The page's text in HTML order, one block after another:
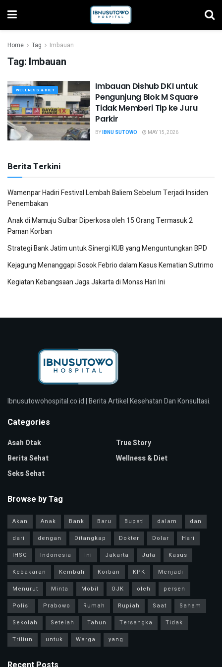
Home Tag Imbauan
Tag: Imbauan
WELLNESS & DIET
Imbauan Dishub DKI untuk
Pengunjung Blok M Square
Tidak Memberi Tip ke Juru
Parkir
BYIBNU SUTOWO MAY 15, 2026
Berita Terkini
Wamenpar Hadiri Festival Lembah Baliem Sebelum Terjadi Insiden
Penembakan
Anak di Mamuju Sulbar Diperkosa oleh 15 Orang Termasuk 2
Paman Korban
Strategi Bank Jatim untuk Sinergi KUB yang Menguntungkan BPD
Kejagung Menanggapi Sosok Febrio dalam Kasus Kematian Sutrimo
Kegiatan Kebangsaan Jaga Jakarta di Monas Hari Ini
Ibnusutowohospital.co.id | Berita Artikel Kesehatan Dan Konsultasi.
Categories
Asah Otak
Berita Sehat
Seks Sehat
True Story
Wellness & Diet
Browse by Tag
Akan Anak Bank Baru Bupati dalam
dan
dari
dengan Ditangkap Dokter Dolar
Hari
IHSG
Indonesia Ini Jakarta Juta
Kasus
Kebakaran
Kembali Korban KPK
Menjadi
Menurut
Minta Mobil OJK oleh
persen
Polisi
Prabowo Rumah Rupiah Saat
Saham
Sekolah
Setelah Tahun Tersangka
Tidak
Triliun
untuk Warga yang